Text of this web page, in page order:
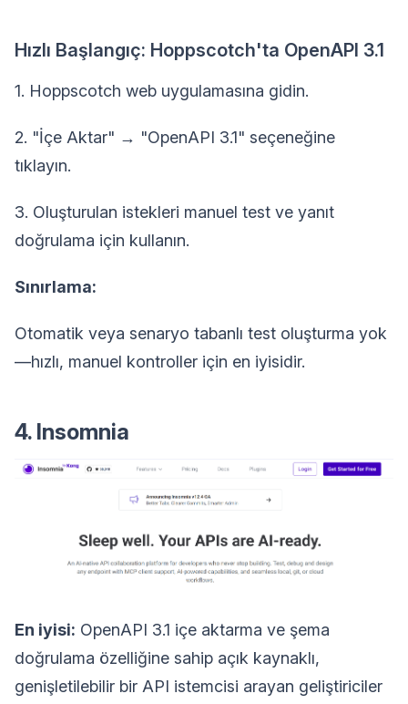
Hızlı Başlangıç: Hoppscotch'ta OpenAPI 3.1
1. Hoppscotch web uygulamasına gidin.
2. "İçe Aktar" → "OpenAPI 3.1" seçeneğine
tıklayın.
3. Oluşturulan istekleri manuel test ve yanıt
doğrulama için kullanın.
Sınırlama:
Otomatik veya senaryo tabanlı test oluşturma yok
—hızlı, manuel kontroller için en iyisidir.
4. Insomnia
En iyisi: OpenAPI 3.1 içe aktarma ve şema
doğrulama özelliğine sahip açık kaynaklı,
genişletilebilir bir API istemcisi arayan geliştiriciler